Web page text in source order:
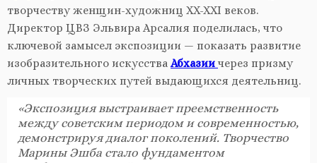
творчеству женщин-художниц XX-XXI веков.
Директор ЦВЗ Эльвира Арсалия поделилась, что
ключевой замысел экспозиции — показать развитие
изобразительного искусстваАбхазии через призму
личных творческих путей выдающихся деятельниц.
«Экспозиция выстраивает преемственность
между советским периодом и современностью,
демонстрируя диалог поколений. Творчество
Марины Эшба стало фундаментом